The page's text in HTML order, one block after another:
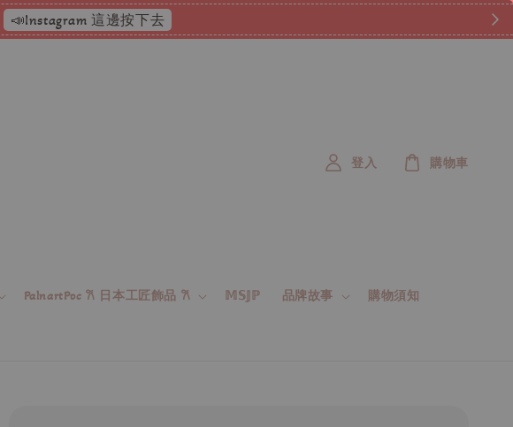
📣Instagram 這邊按下去
PalnartPoc 𐙚 日本工匠飾品 𐙚 𝕄𝕊𝕁ℙ 品牌故事 購物須知
登入 購物車